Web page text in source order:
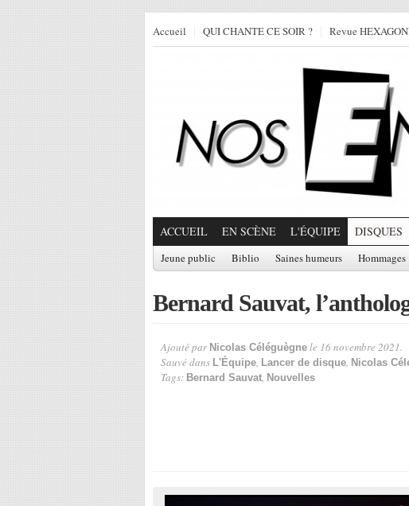
Accueil QUI CHANTE CE SOIR ? Revue
ACCUEIL EN SCÈNE L'ÉQUIPE DISQUES
Jeune public Biblio Saines humeurs Hommages
Bernard Sauvat,
Ajouté par Nicolas Céléguègne le 16 novembre 2021.
Sauvé dans L'Équipe, Lancer de disque, Nicolas
Tags: Bernard Sauvat, Nouvelles